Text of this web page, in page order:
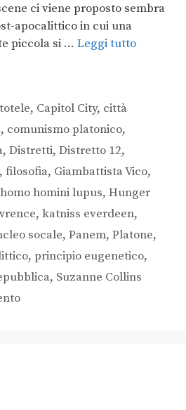
ci viene proposto sembra
apocalittico in cui una
piccola si … Leggi tutto
, Capitol City, città
, comunismo platonico,
, Distretti, Distretto 12,
, filosofia, Giambattista Vico,
homo homini lupus, Hunger
, katniss everdeen,
socale, Panem, Platone,
, principio eugenetico,
, Suzanne Collins